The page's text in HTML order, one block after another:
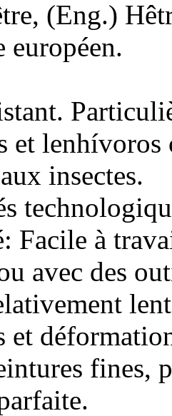
(Eng.)
européen.
et lenhívoros
insectes.
Facile à
avec des
et
fines,